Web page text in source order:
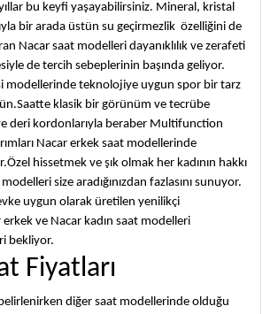
bu keyfi yaşayabilirsiniz. Mineral, kristal
bir arada üstün su geçirmezlik özelliğini de
Nacar saat modelleri dayanıklılık ve zerafeti
de tercih sebeplerinin başında geliyor.
modellerinde teknolojiye uygun spor bir tarz
klasik bir görünüm ve tecrübe
deri kordonlarıyla beraber Multifunction
Nacar erkek saat modellerinde
hissetmek ve şık olmak her kadının hakkı
size aradığınızdan fazlasını sunuyor.
uygun olarak üretilen yenilikçi
erkek ve Nacar kadın saat modelleri
bekliyor.
Fiyatları
diğer saat modellerinde olduğu